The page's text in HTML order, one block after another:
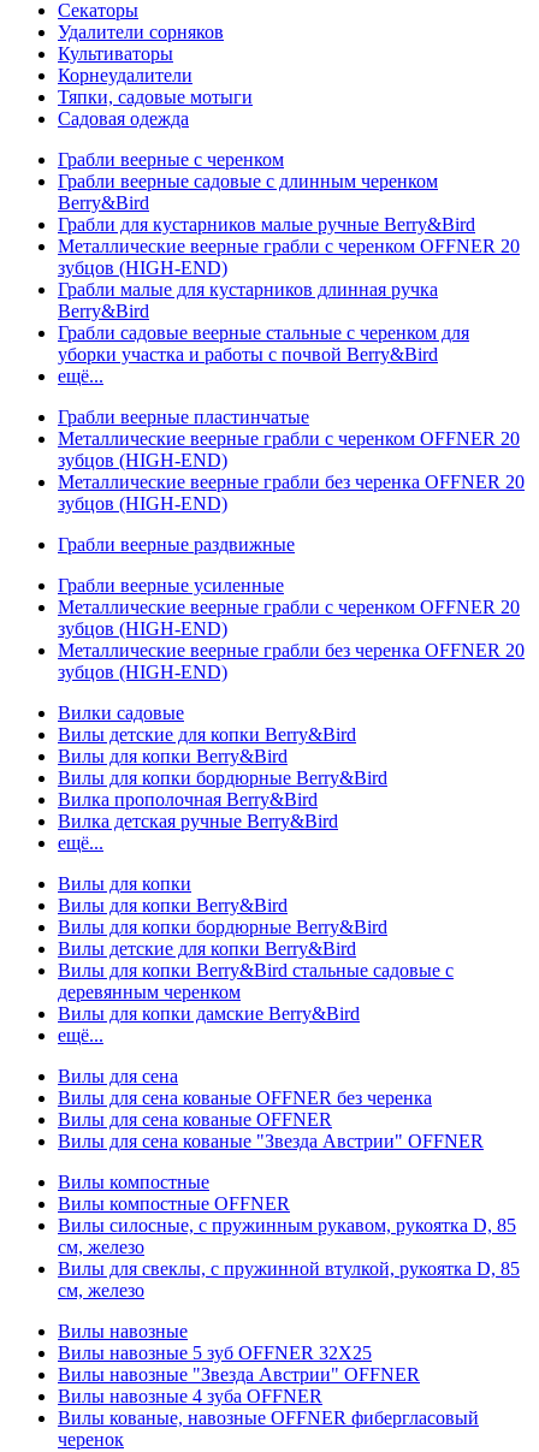
Секаторы
Удалители сорняков
Культиваторы
Корнеудалители
Тяпки, садовые мотыги
Садовая одежда
Грабли веерные с черенком
Грабли веерные садовые с длинным черенком
Berry&Bird
Грабли для кустарников малые ручные Berry&Bird
Металлические веерные грабли с черенком OFFNER 20
зубцов (HIGH-END)
Грабли малые для кустарников длинная ручка
Berry&Bird
Грабли садовые веерные стальные с черенком для
уборки участка и работы с почвой Berry&Bird
ещё...
Грабли веерные пластинчатые
Металлические веерные грабли с черенком OFFNER 20
зубцов (HIGH-END)
Металлические веерные грабли без черенка OFFNER 20
зубцов (HIGH-END)
Грабли веерные раздвижные
Грабли веерные усиленные
Металлические веерные грабли с черенком OFFNER 20
зубцов (HIGH-END)
Металлические веерные грабли без черенка OFFNER 20
зубцов (HIGH-END)
Вилки садовые
Вилы детские для копки Berry&Bird
Вилы для копки Berry&Bird
Вилы для копки бордюрные Berry&Bird
Вилка прополочная Berry&Bird
Вилка детская ручные Berry&Bird
ещё...
Вилы для копки
Вилы для копки Berry&Bird
Вилы для копки бордюрные Berry&Bird
Вилы детские для копки Berry&Bird
Вилы для копки Berry&Bird стальные садовые с
деревянным черенком
Вилы для копки дамские Berry&Bird
ещё...
Вилы для сена
Вилы для сена кованые OFFNER без черенка
Вилы для сена кованые OFFNER
Вилы для сена кованые "Звезда Австрии" OFFNER
Вилы компостные
Вилы компостные OFFNER
Вилы силосные, с пружинным рукавом, рукоятка D, 85
см, железо
Вилы для свеклы, с пружинной втулкой, рукоятка D, 85
см, железо
Вилы навозные
Вилы навозные 5 зуб OFFNER 32X25
Вилы навозные "Звезда Австрии" OFFNER
Вилы навозные 4 зуба OFFNER
Вилы кованые, навозные OFFNER фибергласовый
черенок